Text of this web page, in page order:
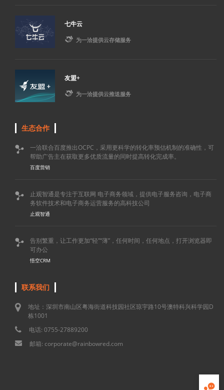
七牛云
 为一洽提供云存储服务
友盟+
 为一洽提供云推送服务
生态合作

一洽联合百度推出OCPC，采用更科学的转化率预估机制的准确性，可
帮助广告主在获取更多优质流量的同时提高转化完成率。
百度营销

止观智通是专注于互联网 电子商务领域，提供电子服务咨询，电子商
务软件技术和电子商务运营服务的高科技公司
止观智通

告别繁重，让工作更加“轻”“薄”，任何时间，任何地点，打开浏览器即
可办公
悟空CRM
联系我们
地址：深圳市南山区粤海街道科技园社区琼宇路10号澳特科兴科学园D
栋1001
电话: 0755-27889200
邮箱: corporate@rainbowred.com
